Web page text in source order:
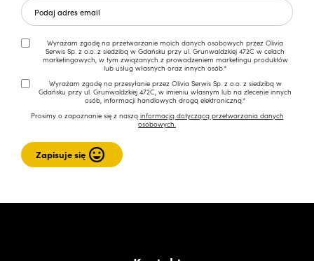
Wyrażam zgodę na przetwarzanie moich danych osobowych przez Olivia
Serwis Sp. z o.o. z siedzibą w Gdańsku przy ul. Grunwaldzkiej 472C w celach
marketingowych, w tym związanych z prowadzeniem marketingu produktów
lub usług własnych oraz innych osób.*
Wyrażam zgodę na przesyłanie przez Olivia Serwis Sp. z o.o. z siedzibą w
Gdańsku przy ul. Grunwaldzkiej 472C, w imieniu własnym lub na zlecenie innych
osób, informacji handlowych drogą elektroniczną.*
Prosimy o zapoznanie się z naszą informacją dotyczącą przetwarzania danych
osobowych.